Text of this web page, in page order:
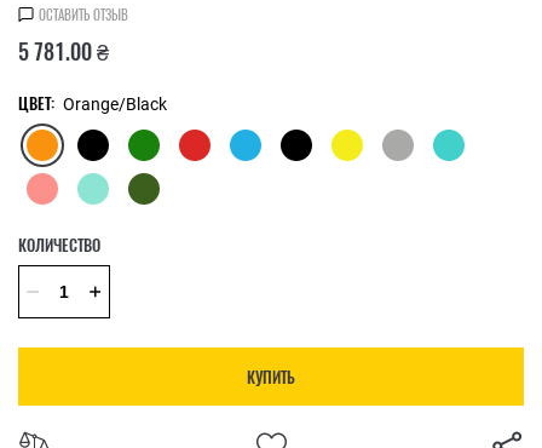
ОСТАВИТЬ ОТЗЫВ
5 781.00 ₴
ЦВЕТ: Orange/Black
КОЛИЧЕСТВО
КУПИТЬ